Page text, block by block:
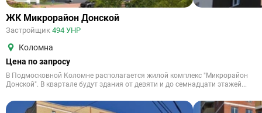
ЖК Микрорайон Донской
Застройщик 494 УНР
Коломна
Цена по запросу
В Подмосковной Коломне располагается жилой комплекс "Микрорайон
Донской". В квартале будут здания от девяти и до семнадцати этажей...